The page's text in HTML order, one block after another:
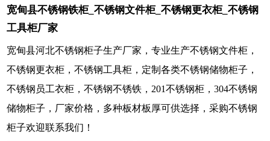
宽甸县不锈钢铁柜_不锈钢文件柜_不锈钢更衣柜_不锈钢
工具柜厂家
宽甸县河北不锈钢柜子生产厂家，专业生产不锈钢文件柜，
不锈钢更衣柜，不锈钢工具柜，定制各类不锈钢储物柜子，
不锈钢员工衣柜，不锈钢不锈铁，201不锈钢柜，304不锈钢
储物柜子，厂家价格，多种板材板厚可供选择，采购不锈钢
柜子欢迎联系我们！